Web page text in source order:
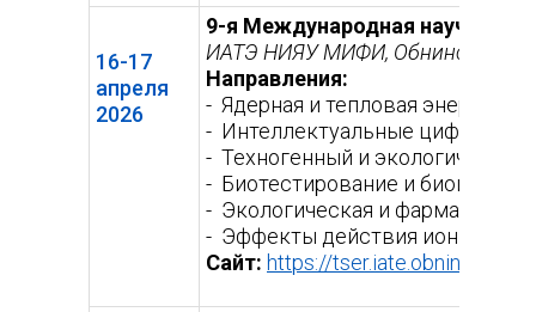
16-17
апреля
2026
9-я Международная научная
ИАТЭ НИЯУ МИФИ, Обнинск
Направления:
- Ядерная и тепловая энергетика
- Интеллектуальные цифровые
- Техногенный и экологический
- Биотестирование и
- Экологическая и
- Эффекты действия
Сайт: https://tser.iate.obninsk.ru/